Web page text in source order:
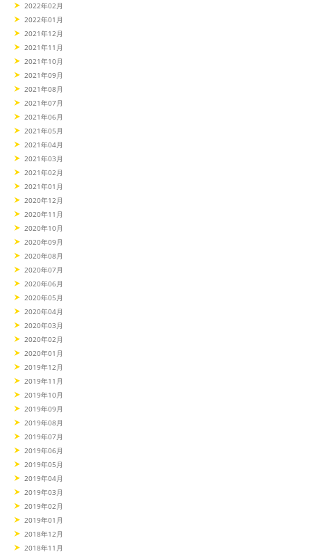
2022年02月
2022年01月
2021年12月
2021年11月
2021年10月
2021年09月
2021年08月
2021年07月
2021年06月
2021年05月
2021年04月
2021年03月
2021年02月
2021年01月
2020年12月
2020年11月
2020年10月
2020年09月
2020年08月
2020年07月
2020年06月
2020年05月
2020年04月
2020年03月
2020年02月
2020年01月
2019年12月
2019年11月
2019年10月
2019年09月
2019年08月
2019年07月
2019年06月
2019年05月
2019年04月
2019年03月
2019年02月
2019年01月
2018年12月
2018年11月